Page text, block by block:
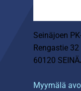
Seinäjoen
Rengastie 32
60120
Myymälä